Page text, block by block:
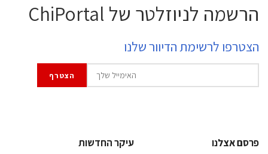
הרשמה לניוזלטר של ChiPortal
הצטרפו לרשימת הדיוור שלנו
פרסם אצלנו
עיקר החדשות